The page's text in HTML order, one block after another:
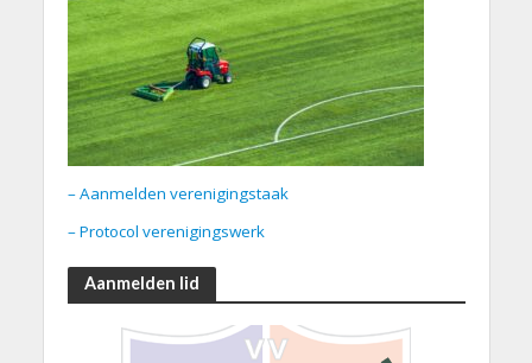
– Aanmelden verenigingstaak
– Protocol verenigingswerk
Aanmelden lid